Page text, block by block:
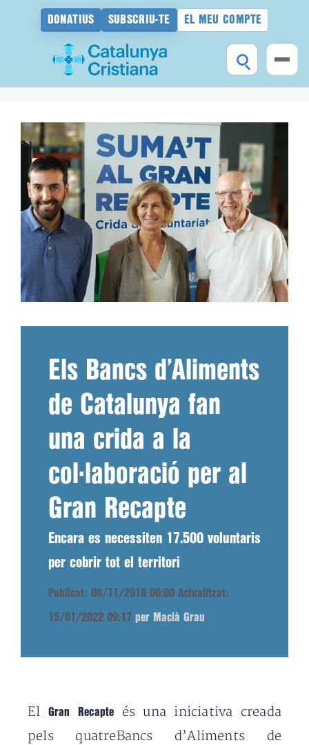
DONATIUS SUBSCRIU-TE EL MEU COMPTE
contingut
Els Bancs d’Aliments
de Catalunya fan
una crida a la
col·laboració per al
Gran Recapte
Encara es necessiten 17.500 voluntaris
per cobrir tot el territori
Publicat: 06/11/2018 00:00 Actualitzat:
15/01/2022 09:17 per Macià Grau
El Gran Recapte
és una iniciativa creada
pels quatreBancs d’Aliments de